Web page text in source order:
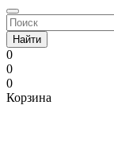
Найти
0
0
0
Корзина